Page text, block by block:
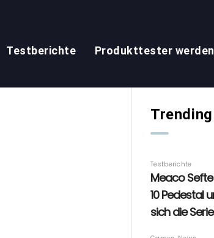
Testberichte Produkttester werden
Trending